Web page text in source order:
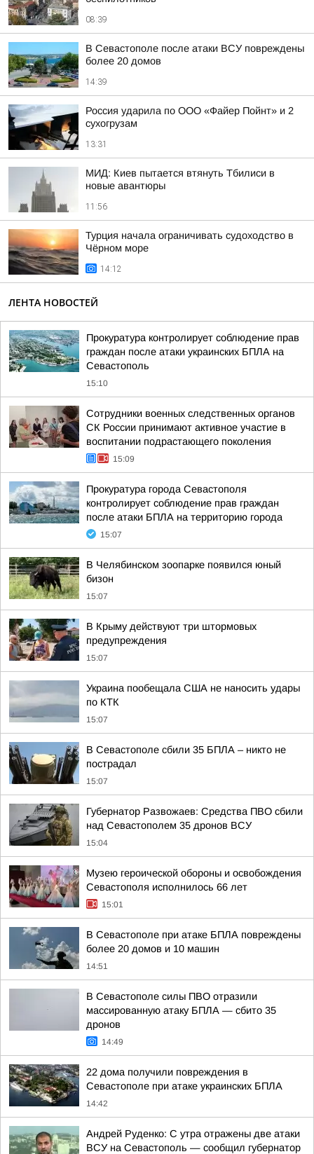
08:39
В Севастополе после атаки ВСУ повреждены
более 20 домов
14:39
Россия ударила по ООО «Файер Пойнт» и 2
сухогрузам
13:31
МИД: Киев пытается втянуть Тбилиси в
новые авантюры
11:56
Турция начала ограничивать судоходство в
Чёрном море
14:12
ЛЕНТА НОВОСТЕЙ
Прокуратура контролирует соблюдение прав
граждан после атаки украинских БПЛА на
Севастополь
15:10
Сотрудники военных следственных органов
СК России принимают активное участие в
воспитании подрастающего поколения
15:09
Прокуратура города Севастополя
контролирует соблюдение прав граждан
после атаки БПЛА на территорию города
15:07
В Челябинском зоопарке появился юный
бизон
15:07
В Крыму действуют три штормовых
предупреждения
15:07
Украина пообещала США не наносить удары
по КТК
15:07
В Севастополе сбили 35 БПЛА – никто не
пострадал
15:07
Губернатор Развожаев: Средства ПВО сбили
над Севастополем 35 дронов ВСУ
15:04
Музею героической обороны и освобождения
Севастополя исполнилось 66 лет
15:01
В Севастополе при атаке БПЛА повреждены
более 20 домов и 10 машин
14:51
В Севастополе силы ПВО отразили
массированную атаку БПЛА — сбито 35
дронов
14:49
22 дома получили повреждения в
Севастополе при атаке украинских БПЛА
14:42
Андрей Руденко: С утра отражены две атаки
ВСУ на Севастополь — сообщил губернатор